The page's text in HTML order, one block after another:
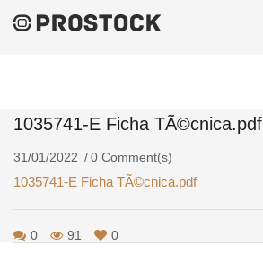
1035741-E Ficha TÃ©cnica.pdf
31/01/2022 0 Comment(s)
1035741-E Ficha TÃ©cnica.pdf
0 91 0